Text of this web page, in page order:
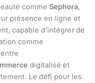
comme Sephora,
présence en ligne et
capable d’intégrer de
comme
digitalisé et
Le défi pour les